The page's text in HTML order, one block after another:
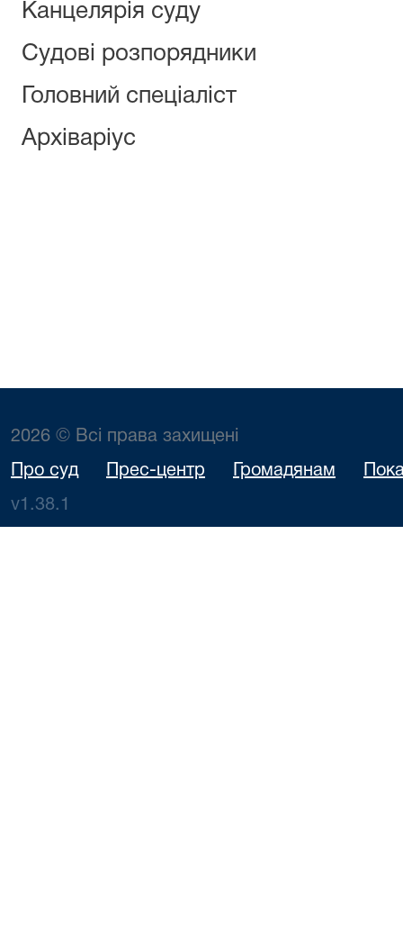
Канцелярія суду
Судові розпорядники
Головний спеціаліст
Архіваріус
2026 © Всі права захищені
Про суд Прес-центр Громадянам
v1.38.1